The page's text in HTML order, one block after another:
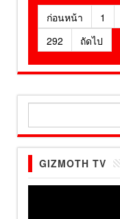
Posts
ก่อนหน้า 1
292
ถัดไป
GIZMOTH TV